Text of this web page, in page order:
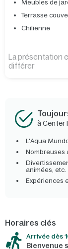
Meubles de
Terrasse
Chilienne
La présentation
différer
à Center
L'Aqua
Nombreuses
animées, etc.
Expériences
Horaires clés
Arrivée dès
Bienvenue